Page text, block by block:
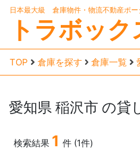
日本最大級 倉庫物件・物流不動産ポー
トラボック
TOP 倉庫を探す 倉庫一覧
愛知県 稲沢市 の貸
検索結果 1 件 (1件)